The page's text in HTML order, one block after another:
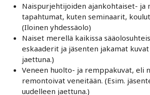
Naispurjehtijoiden ajankohtaiset- ja
tapahtumat, kuten seminaarit,
(Iloinen yhdessäolo)
Naiset merellä kaikissa
eskaaderit ja jäsenten jakamat
jaettuna.)
Veneen huolto- ja remppakuvat, eli
remontoivat veneitään. (Esim.
uudelleen jaettuna.)